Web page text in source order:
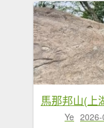
馬那邦山(上
Ye 2026-